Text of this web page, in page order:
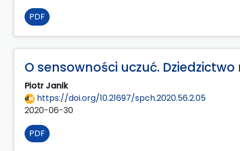
PDF
O sensowności uczuć.
Piotr Janik
https://doi.org/10.21697/spch.2020.56.2.05
2020-06-30
PDF